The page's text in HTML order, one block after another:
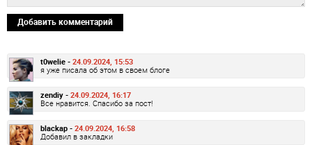
Добавить комментарий
t0welie - 24.09.2024, 15:53
я уже писала об этом в своем блоге
zendiy - 24.09.2024, 16:17
Все нравится. Спасибо за пост!
blackap - 24.09.2024, 16:58
Добавил в закладки